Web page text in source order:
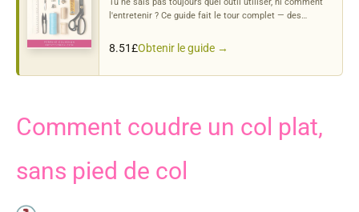
l'entretenir ? Ce guide fait le tour complet — des
8.51£Obtenir le guide →
Comment coudre un col plat,
sans pied de col